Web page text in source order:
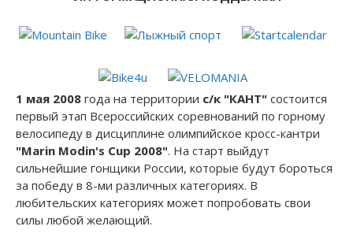
1 мая 2008 года на территории c/к "КАНТ" состоится
первый этап Всероссийских соревнований по горному
велосипеду в дисциплине олимпийское кросс-кантри
"Marin Modin's Cup 2008". На старт выйдут
сильнейшие гонщики России, которые будут бороться
за победу в 8-ми различных категориях. В
любительских категориях может попробовать свои
силы любой желающий.